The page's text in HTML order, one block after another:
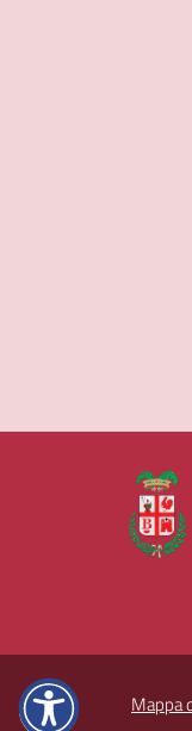
Mappa